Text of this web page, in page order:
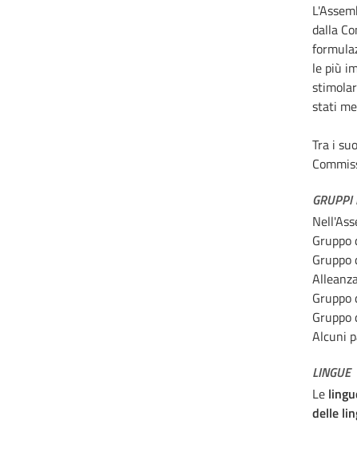
dalla
le più
stati
Tra i
GRUPPI
Gruppo
Gruppo
Gruppo
Alcuni
LINGUE
Le
delle